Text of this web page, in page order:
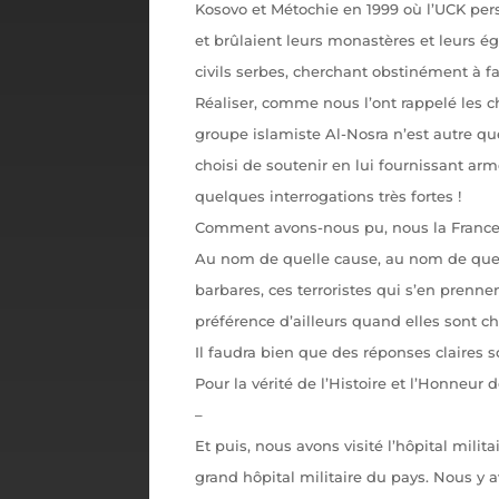
Kosovo et Métochie en 1999 où l’UCK
et brûlaient leurs monastères et leurs
civils serbes, cherchant obstinément à
Réaliser, comme nous l’ont rappelé les
groupe islamiste Al-Nosra n’est autre
choisi de soutenir en lui fournissant
quelques interrogations très fortes !
Comment avons-nous pu, nous la
Au nom de quelle cause, au nom de
barbares, ces terroristes qui s’en
préférence d’ailleurs quand elles sont
Il faudra bien que des réponses claires
Pour la vérité de l’Histoire et l’Honneur
–
Et puis, nous avons visité l’hôpital
grand hôpital militaire du pays. Nous y